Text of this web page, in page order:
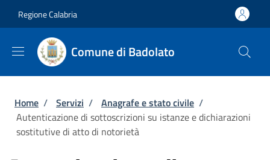
Regione Calabria
Comune di Badolato
Briciole di pane
Home / Servizi / Anagrafe e stato civile /
Autenticazione di sottoscrizioni su istanze e dichiarazioni
sostitutive di atto di notorietà